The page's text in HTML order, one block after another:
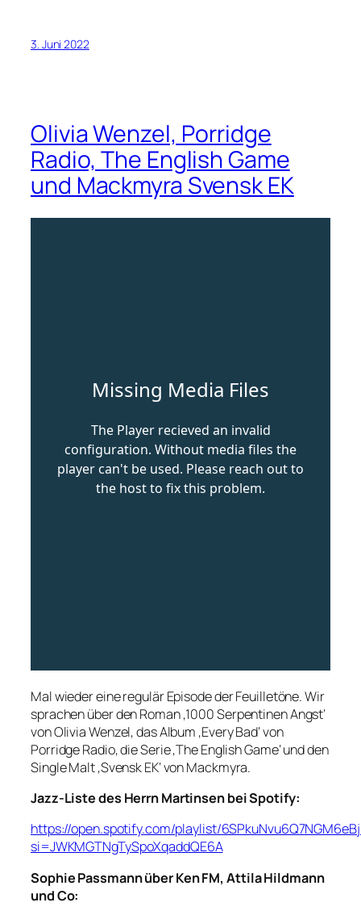
3. Juni 2022
Olivia Wenzel, Porridge
Radio, The English Game
und Mackmyra Svensk EK
Mal wieder eine regulär Episode der Feuilletöne. Wir
sprachen über den Roman ‚1000 Serpentinen Angst‘
von Olivia Wenzel, das Album ‚Every Bad‘ von
Porridge Radio, die Serie ‚The English Game‘ und den
Single Malt ‚Svensk EK‘ von Mackmyra.
Jazz-Liste des Herrn Martinsen bei Spotify:
https://open.spotify.com/playlist/
si=JWKMGTNgTySpoXqaddQE6A
Sophie Passmann über Ken FM, Attila Hildmann
und Co: